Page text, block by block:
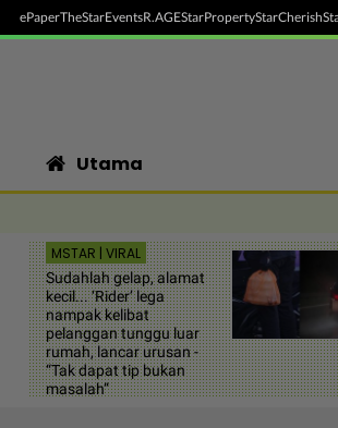
ePaperTheStarEventsR.AGEStarPropertyStarCherish
Utama
MSTAR | VIRAL
Sudahlah gelap, alamat
kecil... ‘Rider’ lega
nampak kelibat
pelanggan tunggu luar
rumah, lancar urusan -
“Tak dapat tip bukan
masalah”